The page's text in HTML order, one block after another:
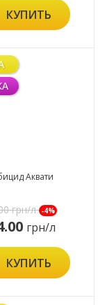
КУПИТЬ
Аквати
грн/л -4%
грн/л
КУПИТЬ